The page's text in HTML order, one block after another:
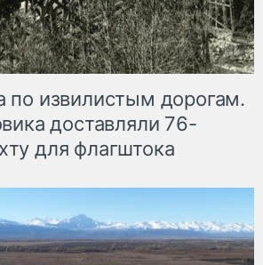
по извилистым дорогам.
доставляли 76-
для флагштока